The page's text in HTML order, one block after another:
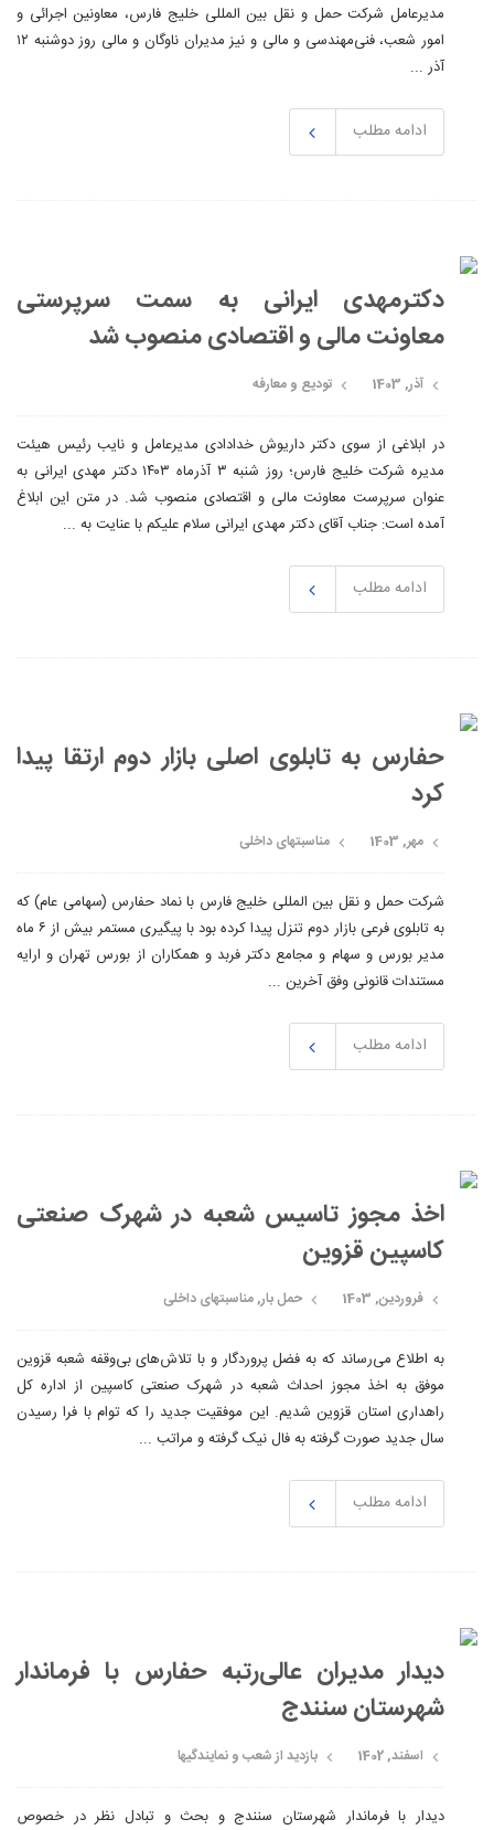
مدیرعامل شرکت حمل و نقل بین المللی خلیج فارس، معاونین اجرائی و
امور شعب، فنی‌مهندسی و مالی و نیز مدیران ناوگان و مالی روز دوشنبه ۱۲
آذر ...
ادامه مطلب
دکترمهدی ایرانی به سمت سرپرستی
معاونت مالی و اقتصادی منصوب شد
آذر, 1403 تودیع و معارفه
در ابلاغی از سوی دکتر داریوش خدادادی مدیرعامل و نایب رئیس هیئت
مدیره شرکت خلیج فارس؛ روز شنبه ۳ آذرماه ۱۴۰۳ دکتر مهدی ایرانی به
عنوان سرپرست معاونت مالی و اقتصادی منصوب شد. در متن این ابلاغ
آمده است: جناب آقای دکتر مهدی ایرانی سلام علیکم با عنایت به ...
ادامه مطلب
حفارس به تابلوی اصلی بازار دوم ارتقا پیدا
کرد
مهر, 1403 مناسبتهای داخلی
شرکت حمل و نقل بین المللی خلیج فارس با نماد حفارس (سهامی عام) که
به تابلوی فرعی بازار دوم تنزل پیدا کرده بود با پیگیری مستمر بیش از ۶ ماه
مدیر بورس و سهام و مجامع دکتر فربد و همکاران از بورس تهران و ارایه
مستندات قانونی وفق آخرین ...
ادامه مطلب
اخذ مجوز تاسیس شعبه در شهرک صنعتی
کاسپین قزوین
فروردین, 1403 حمل بار,مناسبتهای داخلی
به اطلاع می‌رساند که به فضل پروردگار و با تلاش‌های بی‌وقفه شعبه قزوین
موفق به اخذ مجوز احداث شعبه در شهرک صنعتی کاسپین از اداره کل
راهداری استان قزوین شدیم. این موفقیت جدید را که توام با فرا رسیدن
سال جدید صورت گرفته به فال نیک گرفته و مراتب ...
ادامه مطلب
دیدار مدیران عالی‌رتبه حفارس با فرماندار
شهرستان سنندج
اسفند, 1402 بازدید از شعب و نمایندگیها
دیدار با فرماندار شهرستان سنندج و بحث و تبادل نظر در خصوص